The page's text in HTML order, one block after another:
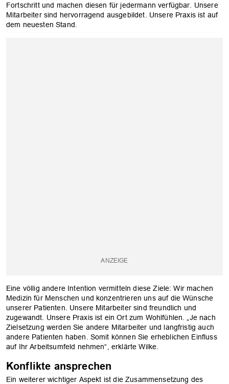
Fortschritt und machen diesen für jedermann verfügbar. Unsere
Mitarbeiter sind hervorragend ausgebildet. Unsere Praxis ist auf
dem neuesten Stand.
Eine völlig andere Intention vermitteln diese Ziele: Wir machen
Medizin für Menschen und konzentrieren uns auf die Wünsche
unserer Patienten. Unsere Mitarbeiter sind freundlich und
zugewandt. Unsere Praxis ist ein Ort zum Wohlfühlen. „Je nach
Zielsetzung werden Sie andere Mitarbeiter und langfristig auch
andere Patienten haben. ­Somit können Sie erheblichen Einfluss
auf Ihr Arbeitsumfeld nehmen“, erklärte Wilke.
Konflikte ansprechen
Ein weiterer wichtiger Aspekt ist die Zusammensetzung des